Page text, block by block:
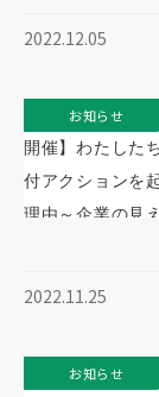
2022.12.05
2022.11.25
お知らせ
お知らせ